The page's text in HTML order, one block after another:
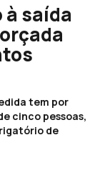
saída
tem por
cinco pessoas,
de